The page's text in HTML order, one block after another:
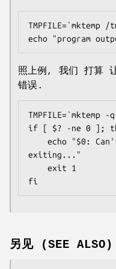
TMPFILE=`mktemp
echo "program
照上例, 我们 打算
错误.
TMPFILE=`mktemp -
if [ $? -ne 0 ];
exiting..."
fi
另见 (SEE ALSO)